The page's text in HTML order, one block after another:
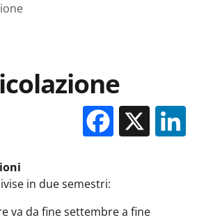
X
in due semestri:
va da fine settembre a fine